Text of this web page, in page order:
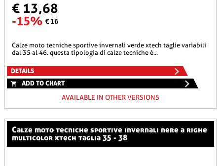
€ 13,68
-15% € 16
calze moto tecniche sportive invernali verde xtech taglie variabili
dal 35 al 46. questa tipologia di calze tecniche è...
DETAILS
ADD TO CHART
AVAILABLE IN OTHER VERSIONS
calze moto tecniche sportive invernali nere a righe
multicolor xtech taglia 35 - 38